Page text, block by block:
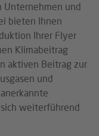
Unternehmen und
bieten Ihnen
Ihrer Flyer
Klimabeitrag
aktiven Beitrag zur
und
weiterführend